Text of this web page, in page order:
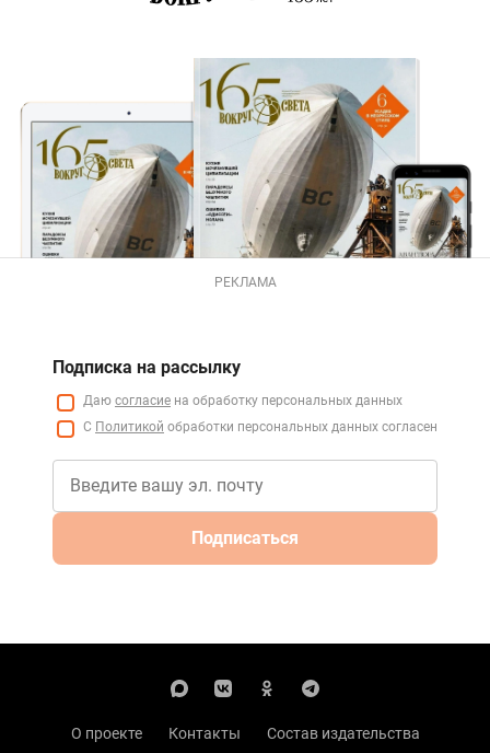
РЕКЛАМА
Подписка на рассылку
Даю согласие на обработку персональных данных
С Политикой обработки персональных данных согласен
Подписаться
О проекте Контакты
Состав издательства